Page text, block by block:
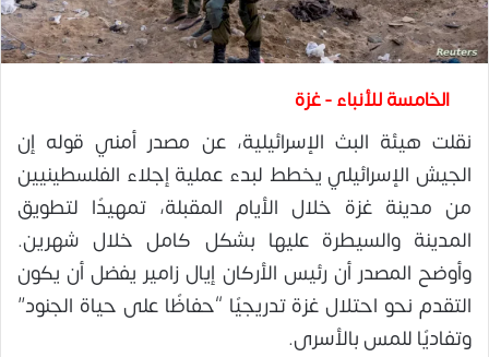
الخامسة للأنباء - غزة
نقلت هيئة البث الإسرائيلية، عن مصدر أمني قوله إن
الجيش الإسرائيلي يخطط لبدء عملية إجلاء الفلسطينيين
من مدينة غزة خلال الأيام المقبلة، تمهيدًا لتطويق
المدينة والسيطرة عليها بشكل كامل خلال شهرين.
وأوضح المصدر أن رئيس الأركان إيال زامير يفضل أن يكون
التقدم نحو احتلال غزة تدريجيًا “حفاظًا على حياة الجنود”
وتفاديًا للمس بالأسرى.